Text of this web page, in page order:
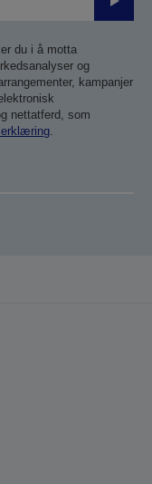
Send
du i å motta
og
kampanjer
nettatferd, som
.